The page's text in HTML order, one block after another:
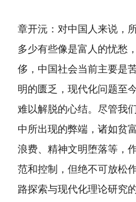
章开沅：对中国人来说，
多少有些像是富人的忧愁
侈，中国社会当前主要是
明的匮乏，现代化问题至
难以解脱的心结。尽管我
中所出现的弊端，诸如贫
浪费、精神文明堕落等，
范和控制，但绝不可放松
路探索与现代化理论研究